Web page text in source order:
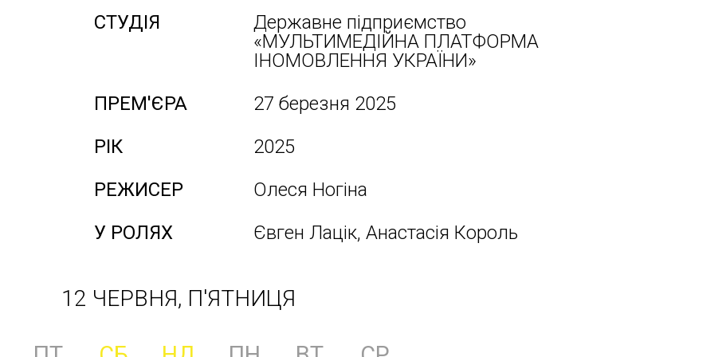
СТУДІЯ
Державне підприємство
«МУЛЬТИМЕДІЙНА ПЛАТФОРМА
ІНОМОВЛЕННЯ УКРАЇНИ»
ПРЕМ'ЄРА
27 березня 2025
РІК
2025
РЕЖИСЕР
Олеся Ногіна
У РОЛЯХ
Євген Лацік, Анастасія Король
12 ЧЕРВНЯ, П'ЯТНИЦЯ